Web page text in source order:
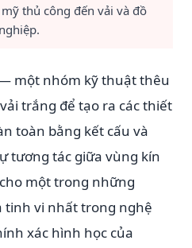
thủ công đến vải và đồ
một nhóm kỹ thuật thêu
trắng để tạo ra các thiết
toàn bằng kết cấu và
tương tác giữa vùng kín
một trong những
vi nhất trong nghệ
xác hình học của